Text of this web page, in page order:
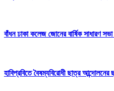
বাঁধন ঢাকা কলেজ জোনের বার্ষিক সাধারণ
হাবিপ্রবিতে বৈষম্যবিরোধী ছাত্র আন্দোলনের